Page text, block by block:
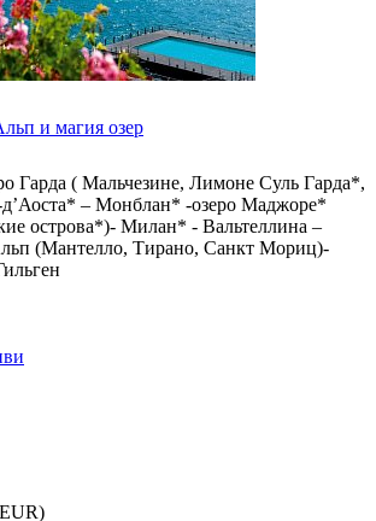
и магия озер
Гарда ( Мальчезине, Лимоне Суль Гарда*,
– Монблан* -озеро Маджоре*
острова*)- Милан* - Вальтеллина –
(Мантелло, Тирано, Санкт Мориц)-